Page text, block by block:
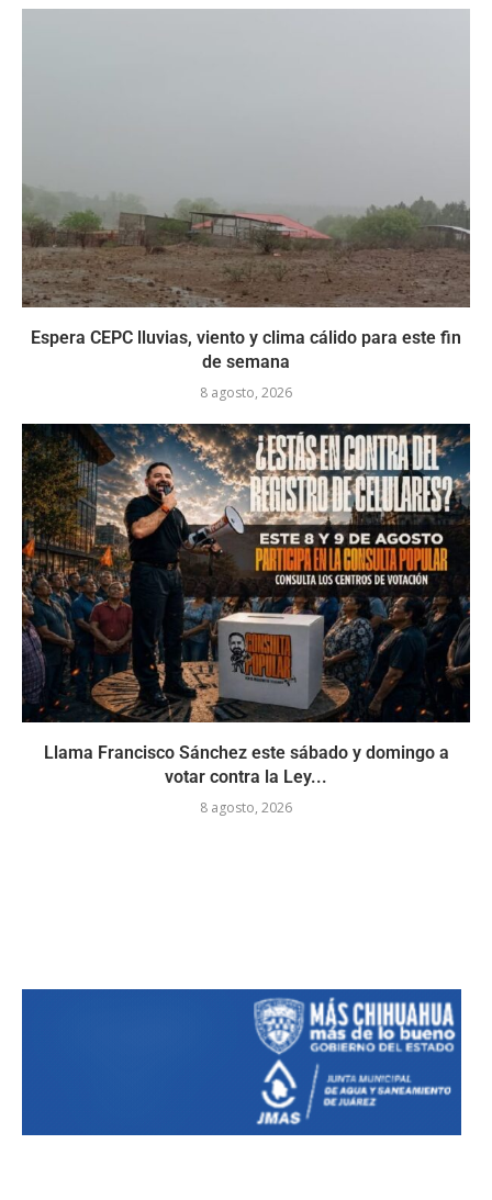
Espera CEPC lluvias, viento y clima cálido para este fin
de semana
8 agosto, 2026
Llama Francisco Sánchez este sábado y domingo a
votar contra la Ley...
8 agosto, 2026